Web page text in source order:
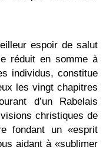
espoir de salut
réduit en somme à
individus, constitue
les vingt chapitres
d’un Rabelais
christiques de
fondant un «esprit
aidant à «sublimer